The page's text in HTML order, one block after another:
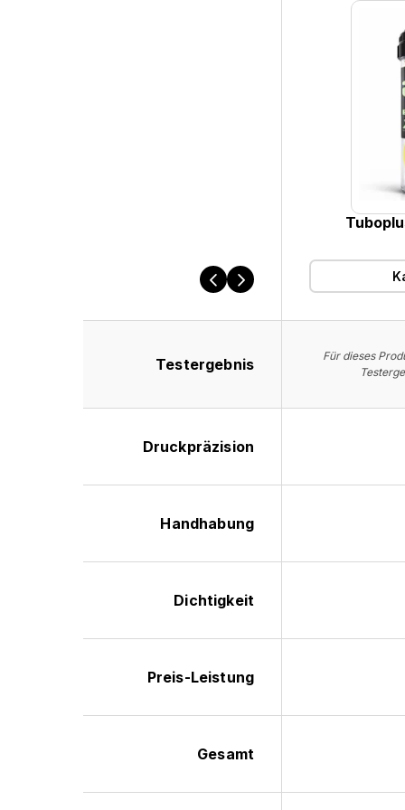
Testergebnis
Für dieses
Druckpräzision
Handhabung
Dichtigkeit
Preis-Leistung
Gesamt